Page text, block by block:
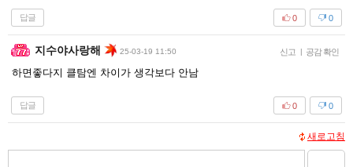
답글 0
0
지수야사랑해 25-03-19 11:50 신고 | 공감 확인
하면좋다지 클탐엔 차이가 생각보다 안남
답글 0
0
새로고침